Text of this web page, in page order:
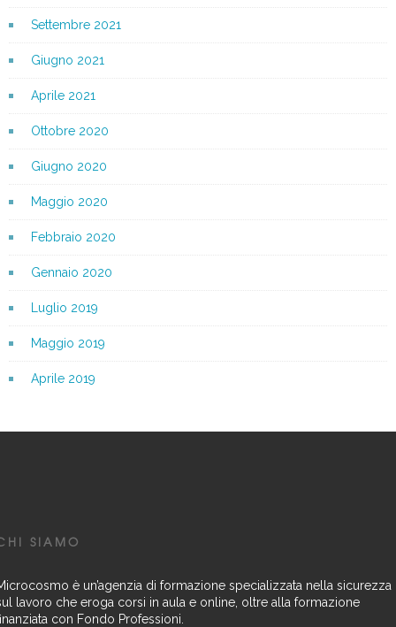
Settembre 2021
Giugno 2021
Aprile 2021
Ottobre 2020
Giugno 2020
Maggio 2020
Febbraio 2020
Gennaio 2020
Luglio 2019
Maggio 2019
Aprile 2019
SIAMO
è un’agenzia di formazione specializzata nella sicurezza
lavoro che eroga corsi in aula e online, oltre alla formazione
con Fondo Professioni.